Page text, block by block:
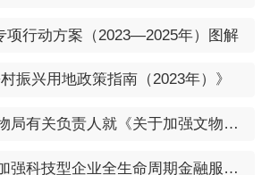
项行动方案（2023—2025年）图解
振兴用地政策指南（2023年）》
【解读】国家文物局有关负责人就《关于加强文物科技创新的意见》接受专访
【解读】《关于加强科技型企业全生命周期金融服务的通知》